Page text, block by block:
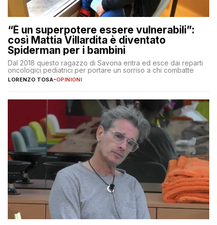
“È un superpotere essere vulnerabili”:
così Mattia Villardita è diventato
Spiderman per i bambini
Dal 2018 questo ragazzo di Savona entra ed esce dai reparti
oncologici pediatrici per portare un sorriso a chi combatte
LORENZO TOSA-OPINIONI